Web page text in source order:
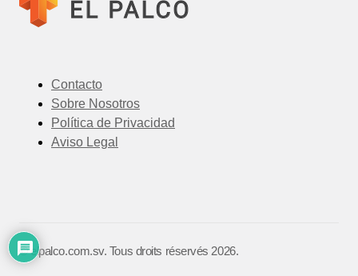
Contacto
Sobre Nosotros
Política de Privacidad
Aviso Legal
©️ elpalco.com.sv. Tous droits réservés 2026.